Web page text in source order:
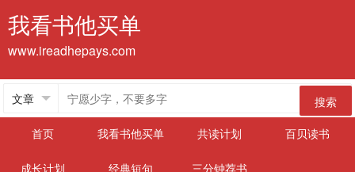
我看书他买单
www.ireadhepays.com
搜索
首页
我看书他买单 共读计划 百贝读书
成长计划 经典短句
三分钟荐书